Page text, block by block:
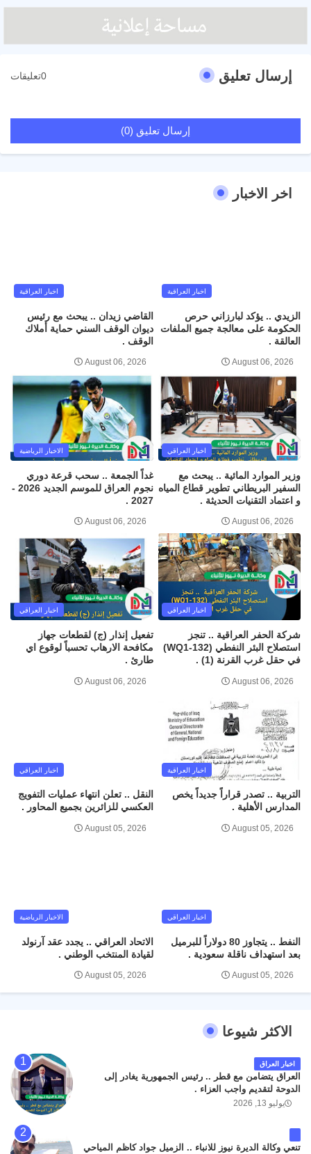
إرسال تعليق 0تعليقات
إرسال تعليق (0)
اخر الاخبار
اخبار العراقية
الزيدي .. يؤكد لبارزاني حرص
الحكومة على معالجة جميع الملفات
العالقة .
August 06, 2026
اخبار العراقية
القاضي زيدان .. يبحث مع رئيس
ديوان الوقف السني حماية أملاك
الوقف .
August 06, 2026
اخبار العراقي
وزير الموارد المائية .. يبحث مع
السفير البريطاني تطوير قطاع المياه
و اعتماد التقنيات الحديثة .
August 06, 2026
الاخبار الرياضية
غداً الجمعة .. سحب قرعة دوري
نجوم العراق للموسم الجديد 2026 -
2027 .
August 06, 2026
اخبار العراقي
شركة الحفر العراقية .. تنجز
استصلاح البئر النفطي (WQ1-132)
في حقل غرب القرنة (1) .
August 06, 2026
اخبار العراقي
تفعيل إنذار (ج) لقطعات جهاز
مكافحة الارهاب تحسباً لوقوع اي
طارئ .
August 06, 2026
اخبار العراقية
التربية .. تصدر قراراً جديداً يخص
المدارس الأهلية .
August 05, 2026
اخبار العراقي
النقل .. تعلن انتهاء عمليات التفويج
العكسي للزائرين بجميع المحاور .
August 05, 2026
اخبار العراقي
النفط .. يتجاوز 80 دولاراً للبرميل
بعد استهداف ناقلة سعودية .
August 05, 2026
الاخبار الرياضية
الاتحاد العراقي .. يجدد عقد آرنولد
لقيادة المنتخب الوطني .
August 05, 2026
الاكثر شيوعا
اخبار العراق
العراق يتضامن مع قطر .. رئيس الجمهورية يغادر إلى
الدوحة لتقديم واجب العزاء .
يوليو 13, 2026
تنعي وكالة الديرة نيوز للانباء .. الزميل جواد كاظم المياحي